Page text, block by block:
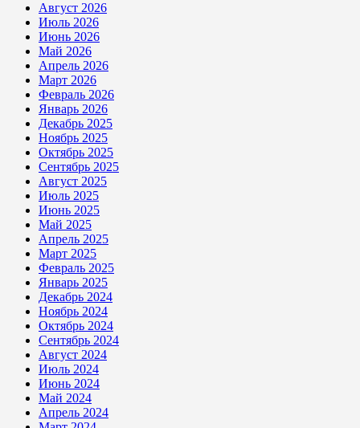
Август 2026
Июль 2026
Июнь 2026
Май 2026
Апрель 2026
Март 2026
Февраль 2026
Январь 2026
Декабрь 2025
Ноябрь 2025
Октябрь 2025
Сентябрь 2025
Август 2025
Июль 2025
Июнь 2025
Май 2025
Апрель 2025
Март 2025
Февраль 2025
Январь 2025
Декабрь 2024
Ноябрь 2024
Октябрь 2024
Сентябрь 2024
Август 2024
Июль 2024
Июнь 2024
Май 2024
Апрель 2024